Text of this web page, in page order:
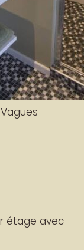
étage avec